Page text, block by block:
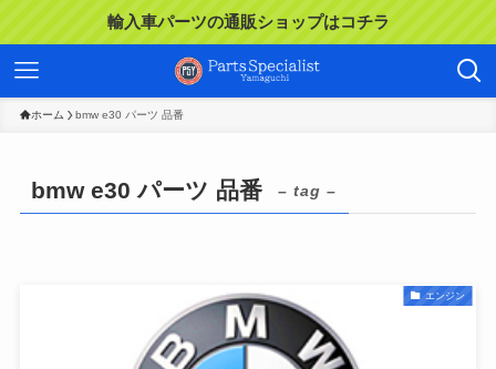
輸入車パーツの通販ショップはコチラ
ホーム bmw e30 パーツ 品番
bmw e30 パーツ 品番 – tag –
エンジン